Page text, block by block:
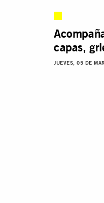
capas,
JUEVES, 05 DE